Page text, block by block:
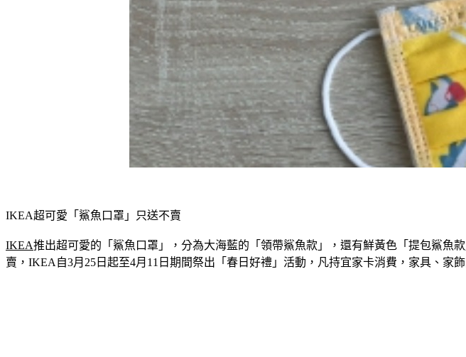
IKEA超可愛「鯊魚口罩」只送不賣
IKEA推出超可愛的「鯊魚口罩」，分為大海藍的「領帶鯊魚款」，還有鮮黃色「提包鯊
賣，IKEA自3月25日起至4月11日期間祭出「春日好禮」活動，凡持宜家卡消費，家具、家